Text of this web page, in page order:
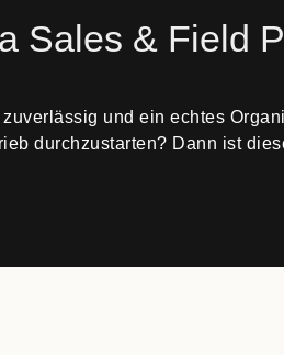
Sales & Field
zuverlässig und ein echtes
durchzustarten? Dann ist